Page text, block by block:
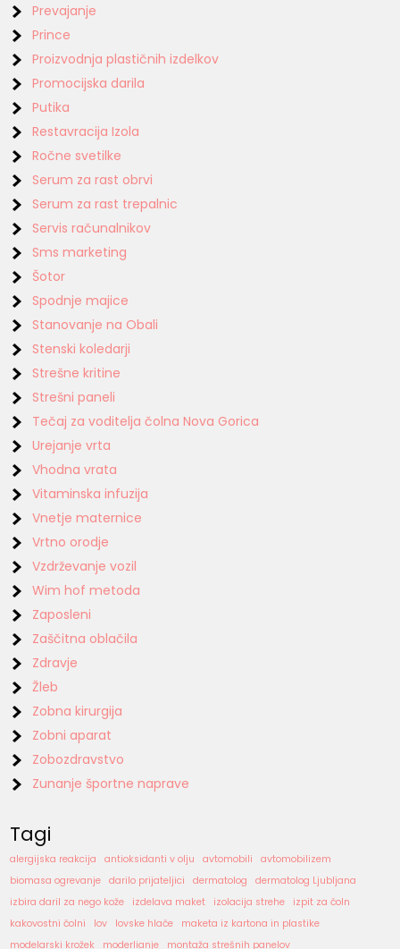
Prevajanje
Prince
Proizvodnja plastičnih izdelkov
Promocijska darila
Putika
Restavracija Izola
Ročne svetilke
Serum za rast obrvi
Serum za rast trepalnic
Servis računalnikov
Sms marketing
Šotor
Spodnje majice
Stanovanje na Obali
Stenski koledarji
Strešne kritine
Strešni paneli
Tečaj za voditelja čolna Nova Gorica
Urejanje vrta
Vhodna vrata
Vitaminska infuzija
Vnetje maternice
Vrtno orodje
Vzdrževanje vozil
Wim hof metoda
Zaposleni
Zaščitna oblačila
Zdravje
Žleb
Zobna kirurgija
Zobni aparat
Zobozdravstvo
Zunanje športne naprave
Tagi
alergijska reakcija antioksidanti v olju avtomobili
avtomobilizem
biomasa ogrevanje
darilo prijateljici dermatolog
dermatolog Ljubljana
izbira daril za nego kože
izdelava maket izolacija strehe
izpit za čoln
kakovostni čolni
lov lovske hlače
maketa iz kartona in plastike
modelarski krožek
moderlianje montaža strešnih panelov